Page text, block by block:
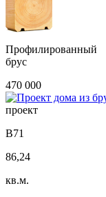
Профилированный
брус
470 000
проект
B71
86,24
кв.м.